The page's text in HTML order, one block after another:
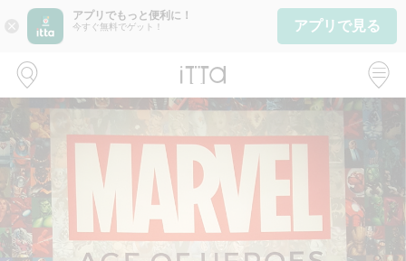
close
アプリでもっと便利に！
今すぐ無料でゲット！ アプリで見る